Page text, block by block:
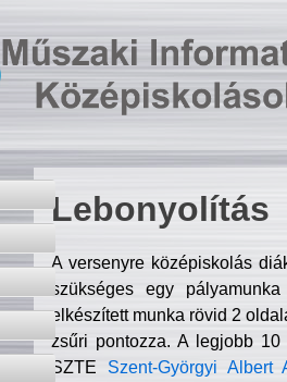
Lebonyolítás
A versenyre középiskolás
szükséges egy
elkészített munka rövid 2
zsűri pontozza. A legjobb
SZTE Szent-Györgyi Albert